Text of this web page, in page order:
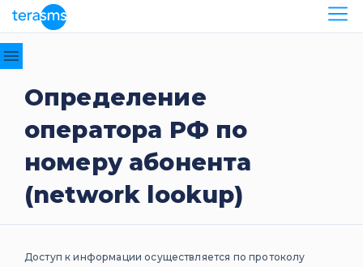
сообщений
SMPP-
протокол
HTTP/HTTPS-
протокол
HTTP API
SMTP-
Определение
оператора РФ по
номеру абонента
(network lookup)
Доступ к информации осуществляется по протоколу